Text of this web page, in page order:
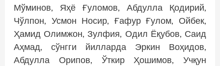
Мўминов, Яҳё Ғуломов, Абдулла Қодирий,
Чўлпон, Усмон Носир, Ғафур Ғулом, Ойбек,
Ҳамид Олимжон, Зулфия, Одил Ёқубов, Саид
Аҳмад, сўнгги йилларда Эркин Воҳидов,
Абдулла Орипов, Ўткир Ҳошимов, Учқун